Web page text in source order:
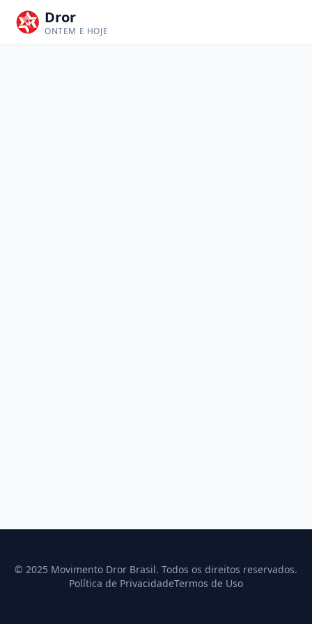
Dror
ONTEM E HOJE
© 2025 Movimento Dror Brasil. Todos os direitos reservados.
Política de PrivacidadeTermos de Uso